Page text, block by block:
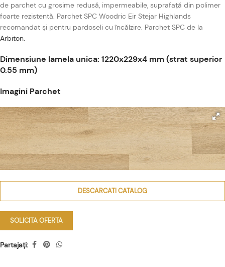
de parchet cu grosime redusă, impermeabile, suprafață din polimer
foarte rezistentă. Parchet SPC Woodric Eir Stejar Highlands
recomandat și pentru pardoseli cu încălzire. Parchet SPC de la
Arbiton.
Dimensiune lamela unica: 1220x229x4 mm (strat superior
0.55 mm)
Imagini Parchet
DESCARCATI CATALOG
SOLICITA OFERTA
Partajați: